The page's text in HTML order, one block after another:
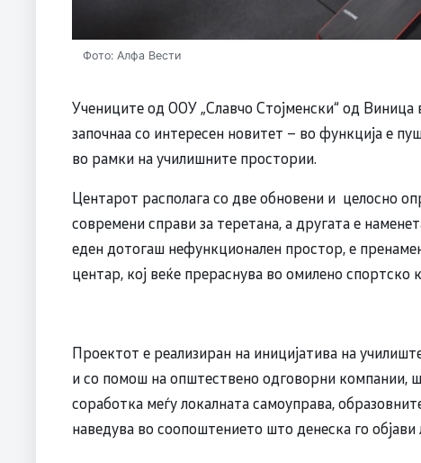
Фото: Алфа Вести
Учениците од ООУ „Славчо Стојменски“ од Виница
започнаа со интересен новитет – во функција е
во рамки на училишните простории.
Центарот располага со две обновени и целосно
современи справи за теретана, а другата е
еден дотогаш нефункционален простор, е
центар, кој веќе прераснува во омилено спортско
Проектот е реализиран на иницијатива на
и со помош на општествено одговорни компании,
соработка меѓу локалната самоуправа,
наведува во соопоштението што денеска го